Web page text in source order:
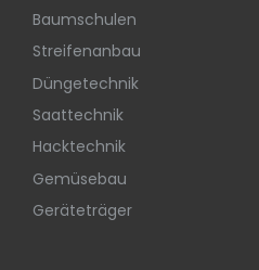
Baumschulen
Streifenanbau
Düngetechnik
Saattechnik
Hacktechnik
Gemüsebau
Geräteträger